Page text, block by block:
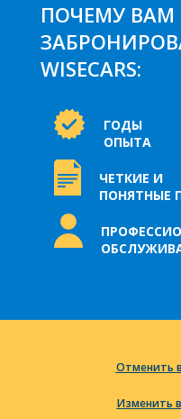
ПОЧЕМУ ВАМ
WISECARS:
ГОДЫ
ОПЫТА
ЧЕТКИЕ И
ПОНЯТНЫЕ
Отменить
Изменить